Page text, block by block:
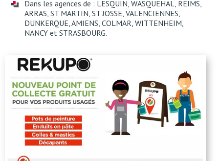
Dans les agences de : LESQUIN, WASQUEHAL, REIMS,
ARRAS, ST MARTIN, ST JOSSE, VALENCIENNES,
DUNKERQUE, AMIENS, COLMAR, WITTENHEIM,
NANCY et STRASBOURG.